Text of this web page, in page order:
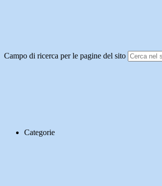
Campo di ricerca per le pagine del sito
Categorie